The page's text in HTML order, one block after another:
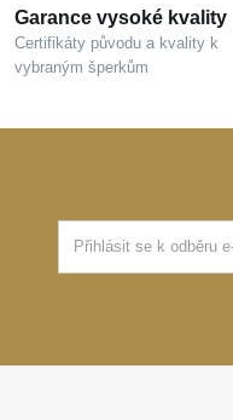
Garance vysoké kvality
Certifikáty původu a kvality k
vybraným šperkům